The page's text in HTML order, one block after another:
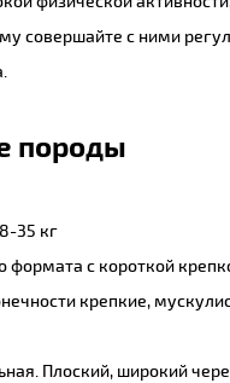
совершайте с ними
породы
35 кг
формата с короткой
крепкие,
Плоский, широкий